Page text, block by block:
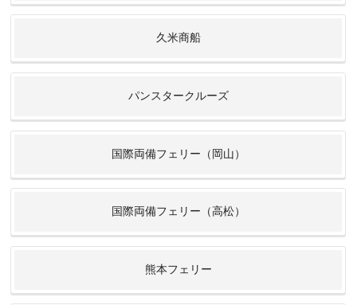
久米商船
パンスタークルーズ
国際両備フェリー（岡山）
国際両備フェリー（高松）
熊本フェリー